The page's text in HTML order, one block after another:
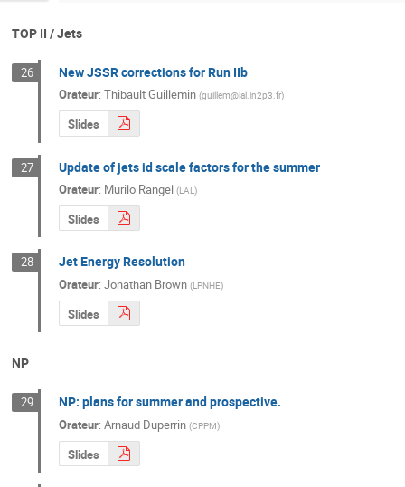
TOP II / Jets
26 New JSSR corrections for Run IIb
Orateur: Thibault Guillemin (guillem@lal.in2p3.fr)
Slides
27 Update of jets id scale factors for the summer
Orateur: Murilo Rangel (LAL)
Slides
28 Jet Energy Resolution
Orateur: Jonathan Brown (LPNHE)
Slides
NP
29 NP: plans for summer and prospective.
Orateur: Arnaud Duperrin (CPPM)
Slides